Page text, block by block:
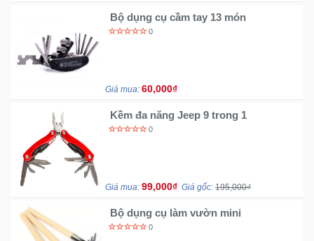
Bộ dụng cụ cầm tay 13 món
0
Giá mua: 60,000₫
Kềm đa năng Jeep 9 trong 1
0
Giá mua: 99,000₫ Giá gốc: 195,000₫
Bộ dụng cụ làm vườn mini
0